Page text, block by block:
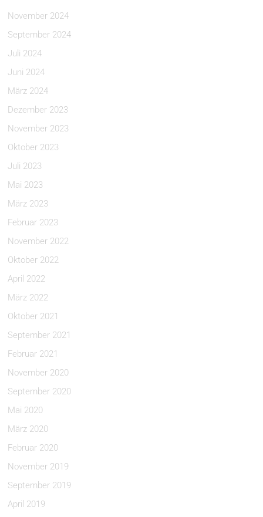
November 2024
September 2024
Juli 2024
Juni 2024
März 2024
Dezember 2023
November 2023
Oktober 2023
Juli 2023
Mai 2023
März 2023
Februar 2023
November 2022
Oktober 2022
April 2022
März 2022
Oktober 2021
September 2021
Februar 2021
November 2020
September 2020
Mai 2020
März 2020
Februar 2020
November 2019
September 2019
April 2019